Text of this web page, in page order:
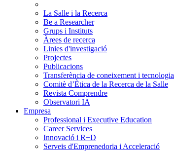
La Salle i la Recerca
Be a Researcher
Grups i Instituts
Àrees de recerca
Linies d'investigació
Projectes
Publicacions
Transferència de coneixement i tecnologia
Comitè d’Ètica de la Recerca de la Salle
Revista Comprendre
Observatori IA
Empresa
Professional i Executive Education
Career Services
Innovació i R+D
Serveis d'Emprenedoria i Acceleració